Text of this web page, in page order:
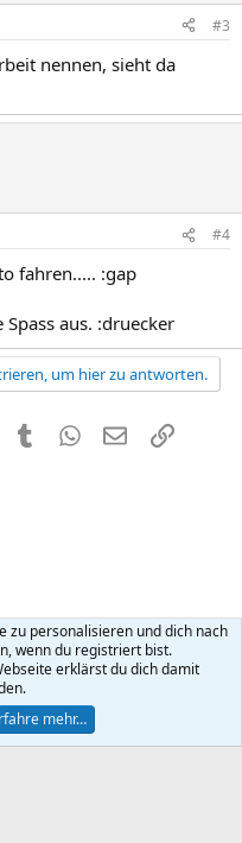
#3
nennen, sieht da
#4
fahren..... :gap
aus. :druecker
um hier zu antworten.
PinterestTumblr WhatsApp
E-MailLink
Hilfe
R
XenForo Ltd.
zu personalisieren und dich nach
wenn du registriert bist.
erklärst du dich damit
mehr…